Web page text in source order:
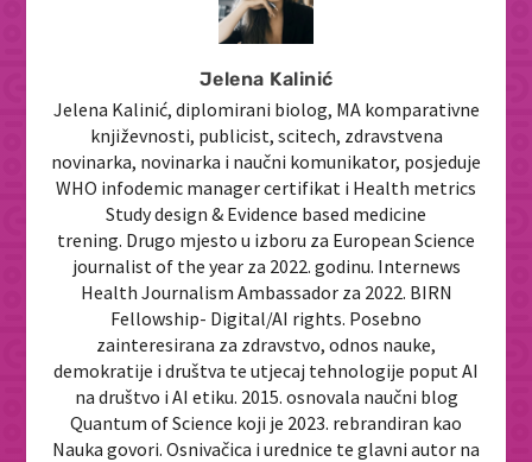
Jelena Kalinić
Jelena Kalinić, diplomirani biolog, MA komparativne
književnosti, publicist, scitech, zdravstvena
novinarka, novinarka i naučni komunikator, posjeduje
WHO infodemic manager certifikat i Health metrics
Study design & Evidence based medicine
trening. Drugo mjesto u izboru za European Science
journalist of the year za 2022. godinu. Internews
Health Journalism Ambassador za 2022. BIRN
Fellowship- Digital/AI rights. Posebno
zainteresirana za zdravstvo, odnos nauke,
demokratije i društva te utjecaj tehnologije poput AI
na društvo i AI etiku. 2015. osnovala naučni blog
Quantum of Science koji je 2023. rebrandiran kao
Nauka govori. Osnivačica i urednice te glavni autor na